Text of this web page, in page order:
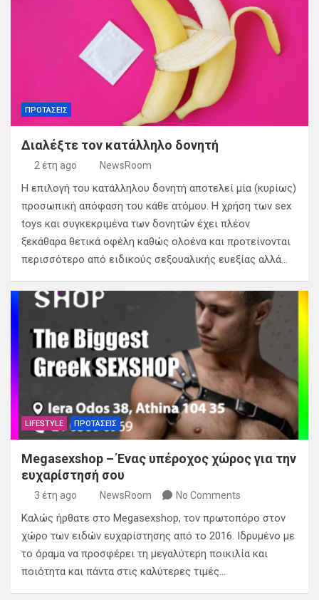
ΠΡΟΤΑΣΕΙΣ
Διαλέξτε τον κατάλληλο δονητή
2 έτη ago NewsRoom
Η επιλογή του κατάλληλου δονητή αποτελεί μία (κυρίως)
προσωπική απόφαση του κάθε ατόμου. Η χρήση των sex
toys και συγκεκριμένα των δονητών έχει πλέον
ξεκάθαρα θετικά οφέλη καθώς ολοένα και προτείνονται
περισσότερο από ειδικούς σεξουαλικής ευεξίας αλλά…
LIFESTYLE ΠΡΟΤΑΣΕΙΣ
Megasexshop – Ένας υπέροχος χώρος για την
ευχαρίστησή σου
3 έτη ago NewsRoom No Comments
Καλώς ήρθατε στο Megasexshop, τον πρωτοπόρο στον
χώρο των ειδών ευχαρίστησης από το 2016. Ιδρυμένο με
το όραμα να προσφέρει τη μεγαλύτερη ποικιλία και
ποιότητα και πάντα στις καλύτερες τιμές…